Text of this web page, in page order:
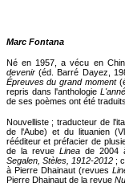
Marc Fontana
Né en 1957, a vécu en
devenir(éd. Barré Dayez,
Épreuves du grand moment
repris dans l'anthologie
de ses poèmes ont été
Nouvelliste ; traducteur de
de l'Aube) et du lituanien
rééditeur et préfacier de
de la revue Lineade 2004
Segalen, Stèles, 1912-2012;
à Pierre Dhainaut (revues
Pierre Dhainaut de la revue